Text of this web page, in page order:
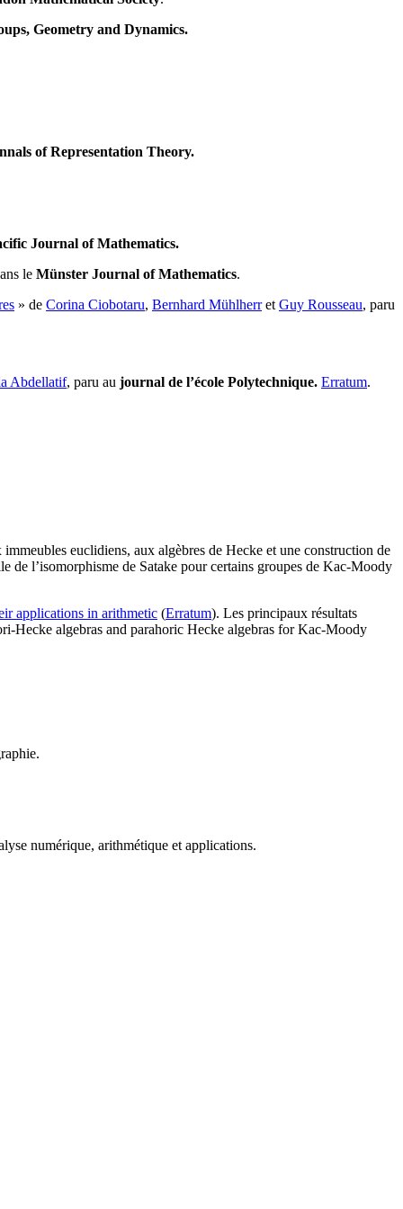
Geometry and Dynamics.
of Representation Theory.
Journal of Mathematics.
le Münster Journal of Mathematics.
» de Corina Ciobotaru, Bernhard Mühlherret Guy Rousseau, paru
Abdellatif, paru au journal de l’école Polytechnique. Erratum.
euclidiens, aux algèbres de Hecke et une construction de
de l’isomorphisme de Satake pour certains groupes de Kac-Moody
applications in arithmetic (Erratum). Les principaux résultats
Hecke algebras and parahoric Hecke algebras for Kac-Moody
numérique, arithmétique et applications.